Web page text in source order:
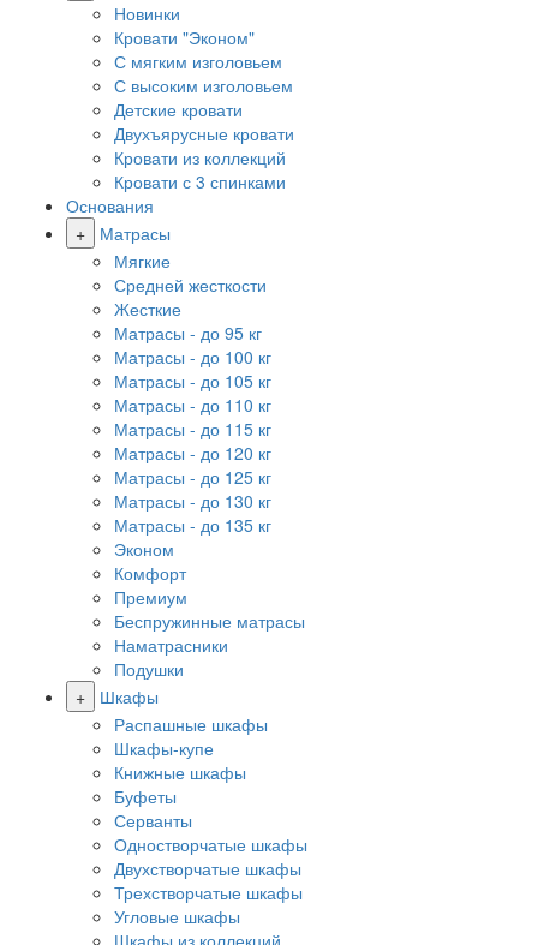
Новинки
Кровати "Эконом"
С мягким изголовьем
С высоким изголовьем
Детские кровати
Двухъярусные кровати
Кровати из коллекций
Кровати с 3 спинками
Основания
+
Матрасы
Мягкие
Средней жесткости
Жесткие
Матрасы - до 95 кг
Матрасы - до 100 кг
Матрасы - до 105 кг
Матрасы - до 110 кг
Матрасы - до 115 кг
Матрасы - до 120 кг
Матрасы - до 125 кг
Матрасы - до 130 кг
Матрасы - до 135 кг
Эконом
Комфорт
Премиум
Беспружинные матрасы
Наматрасники
Подушки
+
Шкафы
Распашные шкафы
Шкафы-купе
Книжные шкафы
Буфеты
Серванты
Одностворчатые шкафы
Двухстворчатые шкафы
Трехстворчатые шкафы
Угловые шкафы
Шкафы из коллекций